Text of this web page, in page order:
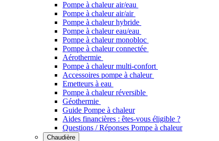
Pompe à chaleur air/eau
Pompe à chaleur air/air
Pompe à chaleur hybride
Pompe à chaleur​ eau/eau
Pompe à chaleur monobloc
Pompe à chaleur connectée
Aérothermie
Pompe à chaleur multi-confort
Accessoires pompe à chaleur
Emetteurs à eau
Pompe à chaleur réversible
Géothermie
Guide Pompe à chaleur
Aides financières : êtes-vous éligible ?
Questions / Réponses Pompe à chaleur
Chaudière